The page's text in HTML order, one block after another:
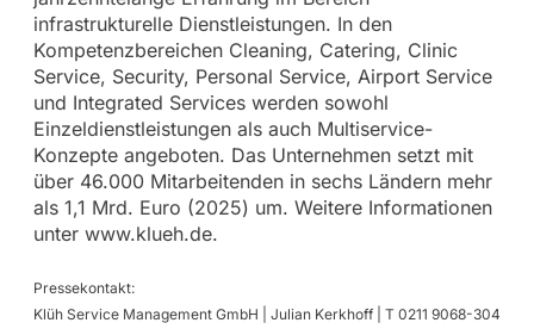
infrastrukturelle Dienstleistungen. In den
Kompetenzbereichen Cleaning, Catering, Clinic
Service, Security, Personal Service, Airport Service
und Integrated Services werden sowohl
Einzeldienstleistungen als auch Multiservice-
Konzepte angeboten. Das Unternehmen setzt mit
über 46.000 Mitarbeitenden in sechs Ländern mehr
als 1,1 Mrd. Euro (2025) um. Weitere Informationen
unter www.klueh.de.
Pressekontakt:
Klüh Service Management GmbH | Julian Kerkhoff | T 0211 9068-304